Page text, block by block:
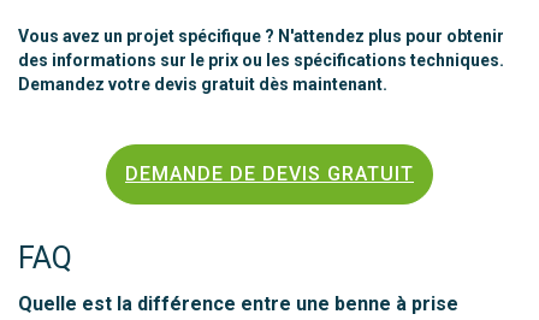
Vous avez un projet spécifique ? N'attendez plus pour obtenir
des informations sur le prix ou les spécifications techniques.
Demandez votre devis gratuit dès maintenant.
DEMANDE DE DEVIS GRATUIT
FAQ
Quelle est la différence entre une benne à prise